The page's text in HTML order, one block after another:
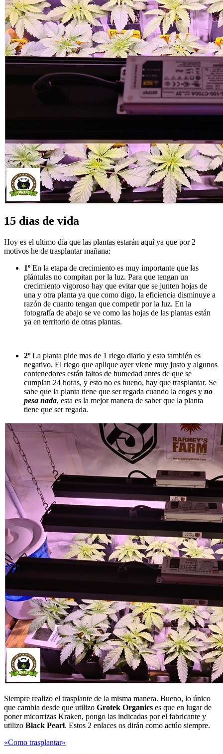
15 días de vida
Hoy es el ultimo día que las plantas estarán aquí ya que por 2
motivos he de trasplantar mañana:
1º En la etapa de crecimiento es muy importante que las
plántulas no compitan por la luz. Para que tengan un
crecimiento vigoroso hay que evitar que se junten hojas de
una y otra planta ya que como digo, la eficiencia disminuye a
razón de cuanto tengan que competir por la luz. En la
fotografía de abajo se ve como las hojas de las plantas están
ya en territorio de otras plantas.
2º La planta pide mas de 1 riego diario y esto también es
negativo. El riego que aplique ayer viene muy justo y algunos
contenedores están faltos de humedad antes de que se
cumplan 24 horas, y esto no es bueno, hay que trasplantar. Se
sabe que la planta tiene que ser regada cuando la coges y no
pesa nada, esta es la mejor manera de saber que la planta
tiene que ser regada.
Siempre realizo el trasplante de la misma manera. Bueno, lo único
que cambia desde que utilizo Grotek Organics es que en lugar de
poner micorrizas Kraken, pongo las indicadas por el fabricante y
utilizo Black Pearl. Estos 2 enlaces os dirán como actúo siempre.
«Como trasplantar»